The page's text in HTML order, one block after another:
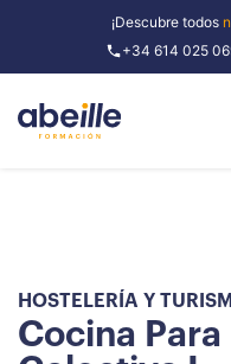
¡Descubre todos
+34 614 025
HOSTELERÍA Y
Cocina